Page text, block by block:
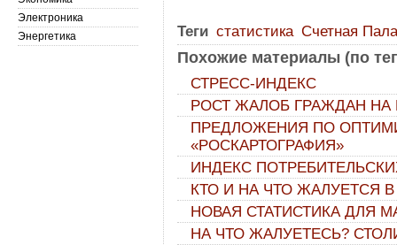
Теги статистика Счетная
Похожие материалы (по
СТРЕСС-ИНДЕКС
РОСТ ЖАЛОБ ГРАЖДАН НА
ПРЕДЛОЖЕНИЯ ПО
«РОСКАРТОГРАФИЯ»
ИНДЕКС
КТО И НА ЧТО ЖАЛУЕТСЯ
НОВАЯ СТАТИСТИКА ДЛЯ
НА ЧТО ЖАЛУЕТЕСЬ?
Электроника
Энергетика